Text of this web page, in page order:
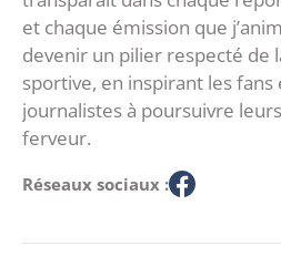
et chaque émission que
devenir un pilier respecté de
sportive, en inspirant les fans
journalistes à poursuivre
ferveur.
Réseaux sociaux :